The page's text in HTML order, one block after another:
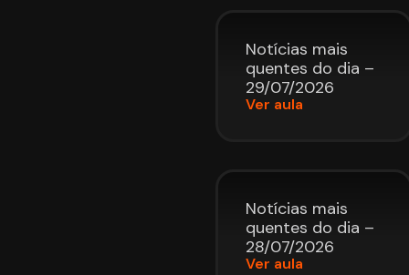
Notícias mais
quentes do dia –
29/07/2026
Ver aula
Notícias mais
quentes do dia –
28/07/2026
Ver aula